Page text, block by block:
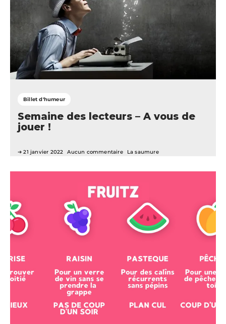
Billet d'humeur
Semaine des lecteurs – A vous de
jouer !
21 janvier 2022 Aucun commentaire La saumure